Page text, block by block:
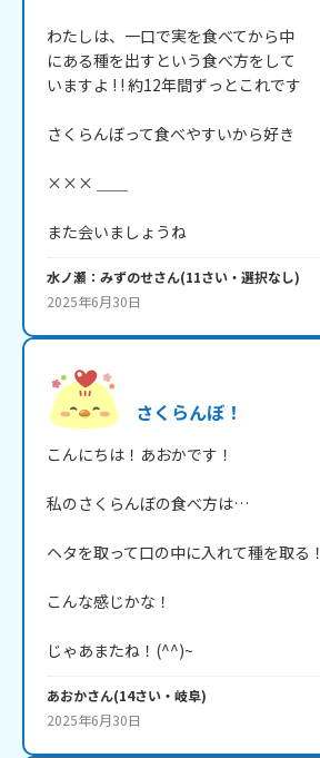
わたしは、一口で実を食べてから中
にある種を出すという食べ方をして
いますよ ! ! 約12年間ずっとこれです
さくらんぼって食べやすいから好き
××× ＿＿
また会いましょうね
水ノ瀬：みずのせさん(11さい・ 選択なし)
2025年6月30日
さくらんぼ！
こんにちは！あおかです！
私のさくらんぼの食べ方は…
ヘタを取って口の中に入れて種を取る！
こんな感じかな！
じゃあまたね！(^^)~
あおかさん(14さい・ 岐阜)
2025年6月30日